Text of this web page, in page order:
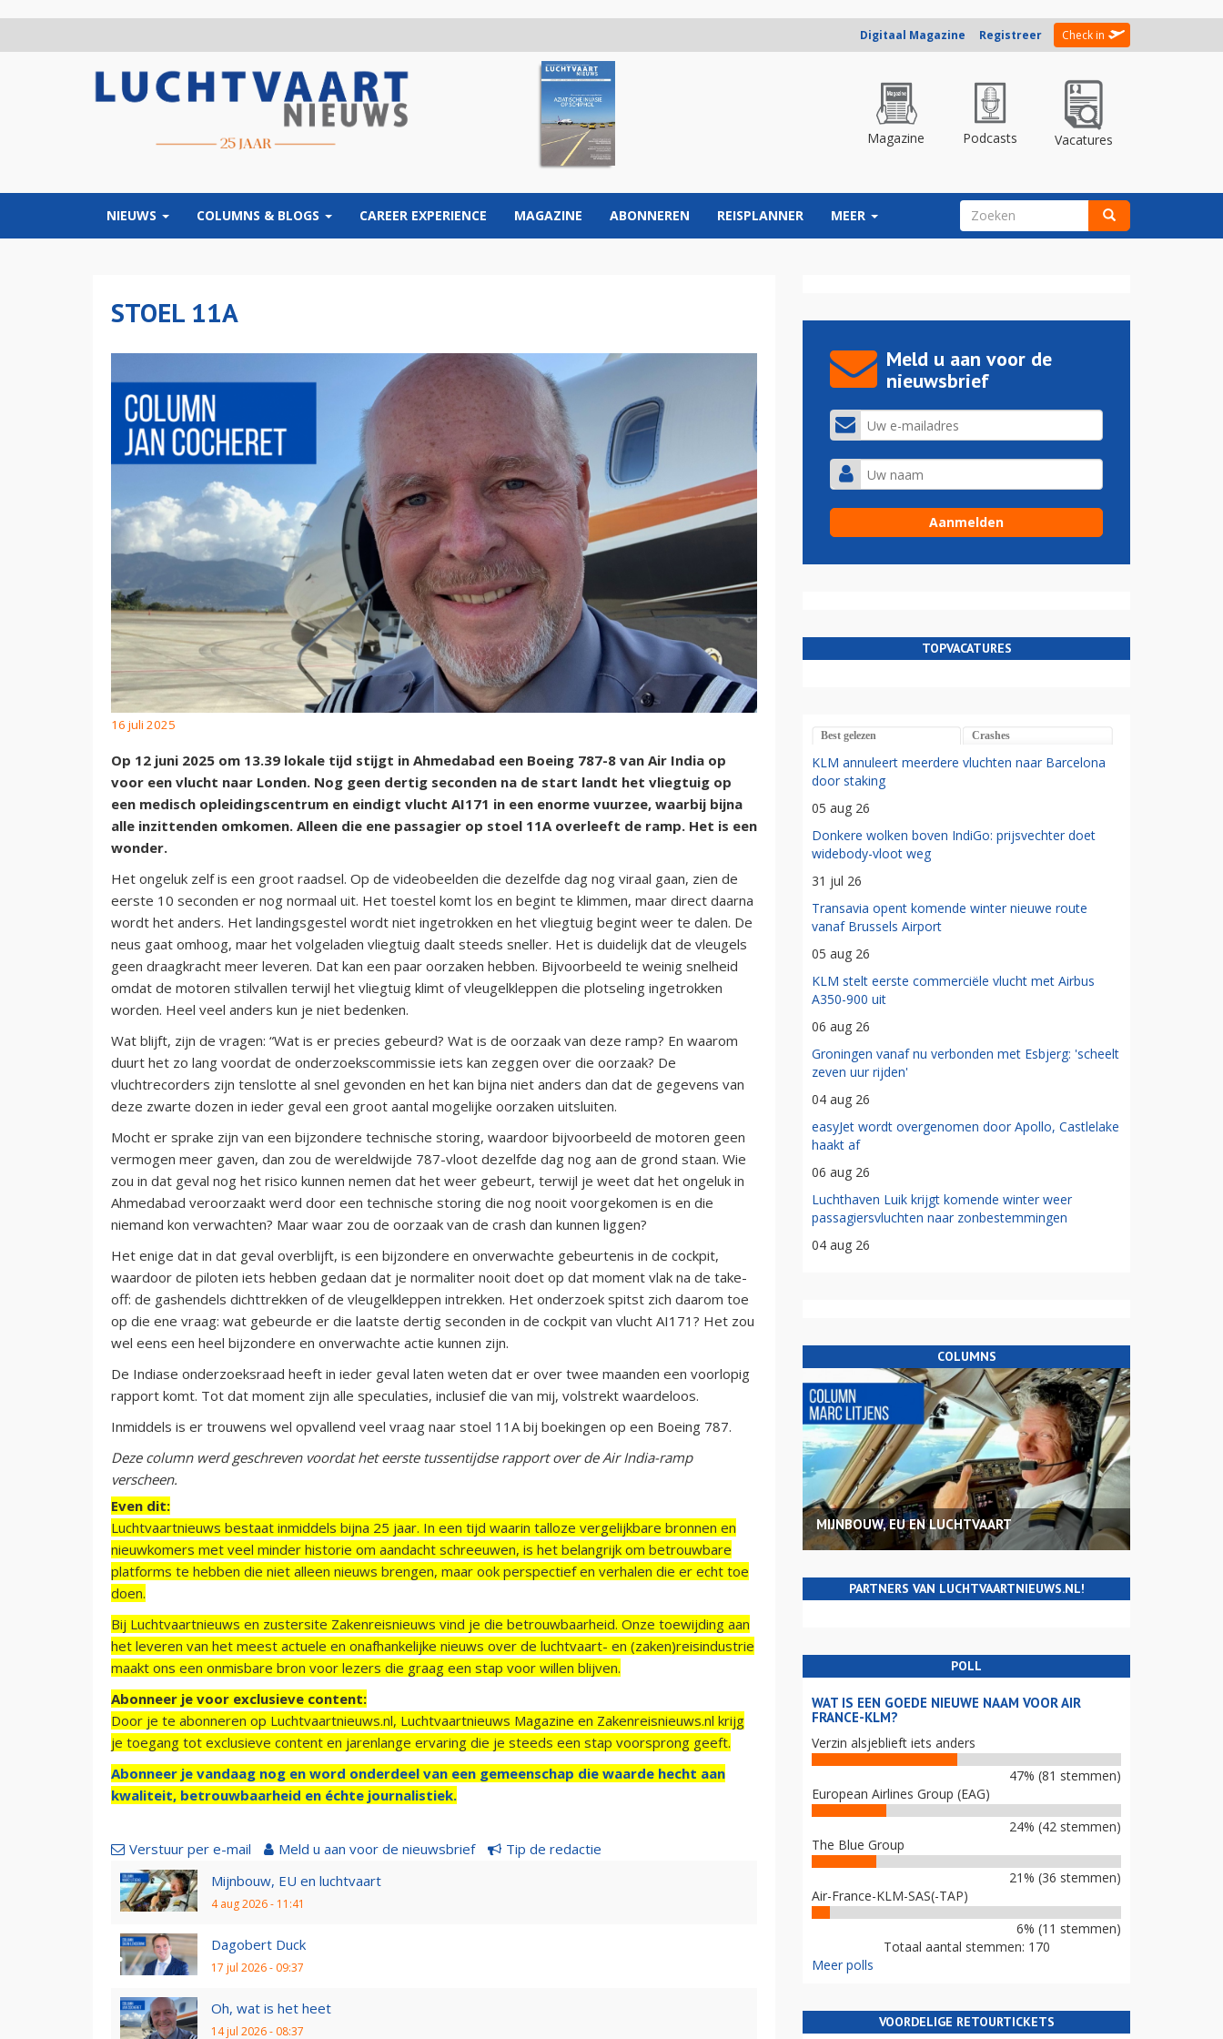
Digitaal Magazine Registreer Check in
Magazine Podcasts Vacatures
NIEUWS COLUMNS & BLOGS CAREER EXPERIENCE MAGAZINE ABONNEREN REISPLANNER MEER ZOEKVELD
STOEL 11A
16 juli 2025
Op 12 juni 2025 om 13.39 lokale tijd stijgt in Ahmedabad een Boeing 787-8 van Air India op
voor een vlucht naar Londen. Nog geen dertig seconden na de start landt het vliegtuig op
een medisch opleidingscentrum en eindigt vlucht AI171 in een enorme vuurzee, waarbij bijna
alle inzittenden omkomen. Alleen die ene passagier op stoel 11A overleeft de ramp. Het is een
wonder.
Het ongeluk zelf is een groot raadsel. Op de videobeelden die dezelfde dag nog viraal gaan, zien de
eerste 10 seconden er nog normaal uit. Het toestel komt los en begint te klimmen, maar direct daarna
wordt het anders. Het landingsgestel wordt niet ingetrokken en het vliegtuig begint weer te dalen. De
neus gaat omhoog, maar het volgeladen vliegtuig daalt steeds sneller. Het is duidelijk dat de vleugels
geen draagkracht meer leveren. Dat kan een paar oorzaken hebben. Bijvoorbeeld te weinig snelheid
omdat de motoren stilvallen terwijl het vliegtuig klimt of vleugelkleppen die plotseling ingetrokken
worden. Heel veel anders kun je niet bedenken.
Wat blijft, zijn de vragen: “Wat is er precies gebeurd? Wat is de oorzaak van deze ramp? En waarom
duurt het zo lang voordat de onderzoekscommissie iets kan zeggen over die oorzaak? De
vluchtrecorders zijn tenslotte al snel gevonden en het kan bijna niet anders dan dat de gegevens van
deze zwarte dozen in ieder geval een groot aantal mogelijke oorzaken uitsluiten.
Mocht er sprake zijn van een bijzondere technische storing, waardoor bijvoorbeeld de motoren geen
vermogen meer gaven, dan zou de wereldwijde 787-vloot dezelfde dag nog aan de grond staan. Wie
zou in dat geval nog het risico kunnen nemen dat het weer gebeurt, terwijl je weet dat het ongeluk in
Ahmedabad veroorzaakt werd door een technische storing die nog nooit voorgekomen is en die
niemand kon verwachten? Maar waar zou de oorzaak van de crash dan kunnen liggen?
Het enige dat in dat geval overblijft, is een bijzondere en onverwachte gebeurtenis in de cockpit,
waardoor de piloten iets hebben gedaan dat je normaliter nooit doet op dat moment vlak na de take-
off: de gashendels dichttrekken of de vleugelkleppen intrekken. Het onderzoek spitst zich daarom toe
op die ene vraag: wat gebeurde er die laatste dertig seconden in de cockpit van vlucht AI171? Het zou
wel eens een heel bijzondere en onverwachte actie kunnen zijn.
De Indiase onderzoeksraad heeft in ieder geval laten weten dat er over twee maanden een voorlopig
rapport komt. Tot dat moment zijn alle speculaties, inclusief die van mij, volstrekt waardeloos.
Inmiddels is er trouwens wel opvallend veel vraag naar stoel 11A bij boekingen op een Boeing 787.
Deze column werd geschreven voordat het eerste tussentijdse rapport over de Air India-ramp
verscheen.
Even dit:
Luchtvaartnieuws bestaat inmiddels bijna 25 jaar. In een tijd waarin talloze vergelijkbare bronnen en
nieuwkomers met veel minder historie om aandacht schreeuwen, is het belangrijk om betrouwbare
platforms te hebben die niet alleen nieuws brengen, maar ook perspectief en verhalen die er echt toe
doen.
Bij Luchtvaartnieuws en zustersite Zakenreisnieuws vind je die betrouwbaarheid. Onze toewijding aan
het leveren van het meest actuele en onafhankelijke nieuws over de luchtvaart- en (zaken)reisindustrie
maakt ons een onmisbare bron voor lezers die graag een stap voor willen blijven.
Abonneer je voor exclusieve content:
Door je te abonneren op Luchtvaartnieuws.nl, Luchtvaartnieuws Magazine en Zakenreisnieuws.nl krijg
je toegang tot exclusieve content en jarenlange ervaring die je steeds een stap voorsprong geeft.
Abonneer je vandaag nog en word onderdeel van een gemeenschap die waarde hecht aan
kwaliteit, betrouwbaarheid en échte journalistiek.
Verstuur per e-mail Meld u aan voor de nieuwsbrief
Tip de redactie
Mijnbouw, EU en luchtvaart
4 aug 2026 - 11:41
Dagobert Duck
17 jul 2026 - 09:37
Oh, wat is het heet
14 jul 2026 - 08:37
Meld u aan voor de
nieuwsbrief
TOPVACATURES
Best gelezen Crashes
KLM annuleert meerdere vluchten naar Barcelona
door staking
05 aug 26
Donkere wolken boven IndiGo: prijsvechter doet
widebody-vloot weg
31 jul 26
Transavia opent komende winter nieuwe route
vanaf Brussels Airport
05 aug 26
KLM stelt eerste commerciële vlucht met Airbus
A350-900 uit
06 aug 26
Groningen vanaf nu verbonden met Esbjerg: 'scheelt
zeven uur rijden'
04 aug 26
easyJet wordt overgenomen door Apollo, Castlelake
haakt af
06 aug 26
Luchthaven Luik krijgt komende winter weer
passagiersvluchten naar zonbestemmingen
04 aug 26
COLUMNS
MIJNBOUW, EU EN LUCHTVAART
PARTNERS VAN LUCHTVAARTNIEUWS.NL!
POLL
WAT IS EEN GOEDE NIEUWE NAAM VOOR AIR
FRANCE-KLM?
Verzin alsjeblieft iets anders
47% (81 stemmen)
European Airlines Group (EAG)
24% (42 stemmen)
The Blue Group
21% (36 stemmen)
Air-France-KLM-SAS(-TAP)
6% (11 stemmen)
Totaal aantal stemmen: 170
Meer polls
VOORDELIGE RETOURTICKETS